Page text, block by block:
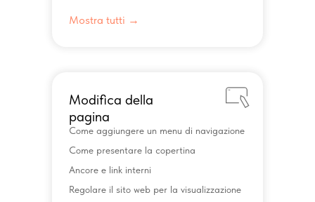
Mostra tutti →
Come aggiungere un menu di navigazione
Come presentare la copertina
Ancore e link interni
Regolare il sito web per la visualizzazione
Modifica della
pagina